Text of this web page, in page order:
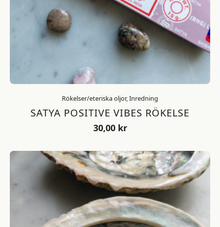
Rökelser/eteriska oljor, Inredning
SATYA POSITIVE VIBES RÖKELSE
30,00 kr